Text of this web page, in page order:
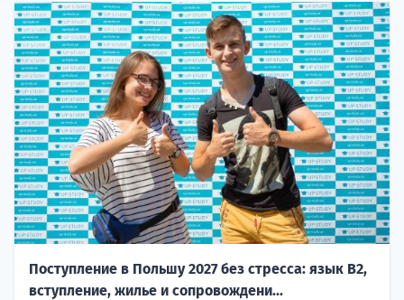
Поступление в Польшу 2027 без стресса: язык B2,
вступление, жилье и сопровождени...